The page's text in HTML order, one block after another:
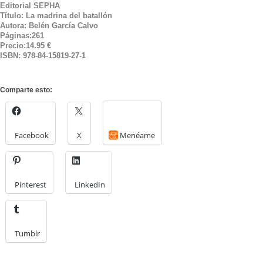
Editorial SEPHA
Título: La madrina del batallón
Autora: Belén García Calvo
Páginas:261
Precio:14.95 €
ISBN: 978-84-15819-27-1
Comparte esto:
Facebook X Menéame
Pinterest LinkedIn
Tumblr